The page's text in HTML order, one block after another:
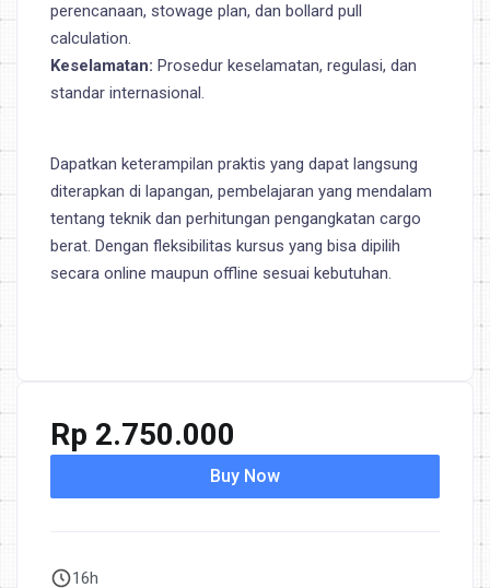
perencanaan, stowage plan, dan bollard pull
calculation.
Keselamatan: Prosedur keselamatan, regulasi, dan
standar internasional.
Dapatkan keterampilan praktis yang dapat langsung
diterapkan di lapangan, pembelajaran yang mendalam
tentang teknik dan perhitungan pengangkatan cargo
berat. Dengan fleksibilitas kursus yang bisa dipilih
secara online maupun offline sesuai kebutuhan.
Rp 2.750.000
Buy Now
16h